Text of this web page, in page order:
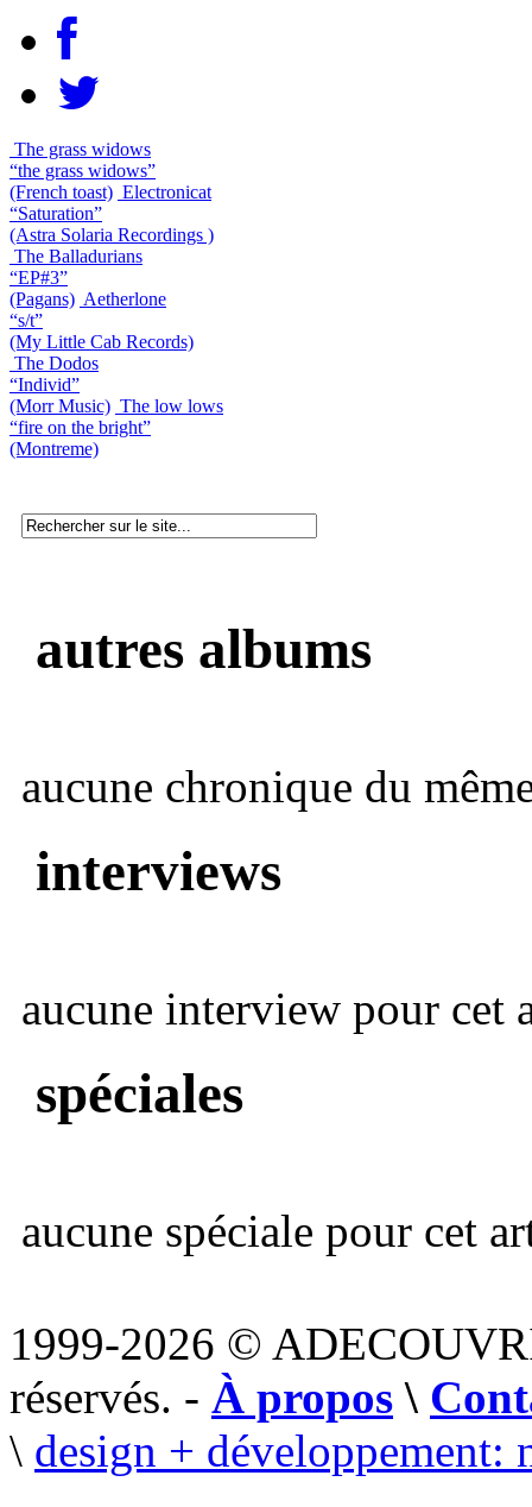
The grass widows
“the grass widows”
(French toast) Electronicat
“Saturation”
(Astra Solaria Recordings )
The Balladurians
“EP#3”
(Pagans) Aetherlone
“s/t”
(My Little Cab Records)
The Dodos
“Individ”
(Morr Music) The low lows
“fire on the bright”
(Montreme)
autres albums
aucune chronique du
interviews
aucune interview pour cet
spéciales
aucune spéciale pour cet
1999-2026 ©
réservés. - À propos \
\ design + développement: